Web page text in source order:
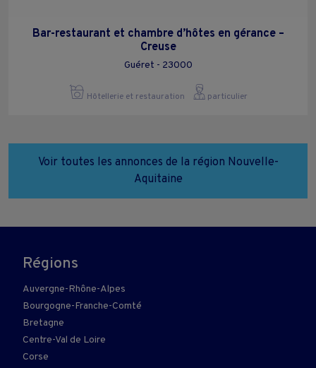
Bar-restaurant et chambre d’hôtes en gérance –
Creuse
Guéret - 23000
Hôtellerie et restauration particulier
Voir toutes les annonces de la région Nouvelle-
Aquitaine
Régions
Auvergne-Rhône-Alpes
Bourgogne-Franche-Comté
Bretagne
Centre-Val de Loire
Corse